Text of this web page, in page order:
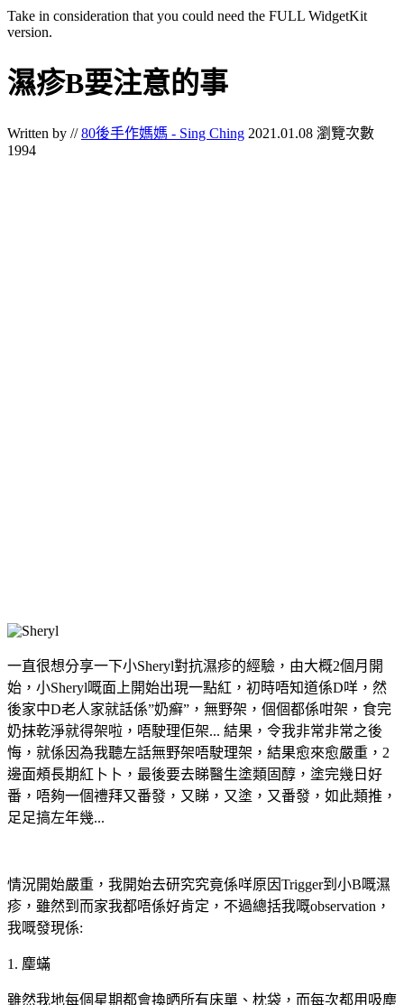
Take in consideration that you could need the FULL WidgetKit
version.
濕疹B要注意的事
Written by //80後手作媽媽 - Sing Ching 2021.01.08 瀏覽次數
1994
一直很想分享一下小Sheryl對抗濕疹的經驗，由大概2個月開
始，小Sheryl嘅面上開始出現一點紅，初時唔知道係D咩，然
後家中D老人家就話係”奶癣”，無野架，個個都係咁架，食完
奶抹乾淨就得架啦，唔駛理佢架... 結果，令我非常非常之後
悔，就係因為我聽左話無野架唔駛理架，結果愈來愈嚴重，2
邊面頰長期紅卜卜，最後要去睇醫生塗類固醇，塗完幾日好
番，唔夠一個禮拜又番發，又睇，又塗，又番發，如此類推，
足足搞左年幾...
情況開始嚴重，我開始去研究究竟係咩原因Trigger到小B嘅濕
疹，雖然到而家我都唔係好肯定，不過總括我嘅observation，
我嘅發現係:
1. 麈蟎
雖然我地每個星期都會換晒所有床單、枕袋，而每次都用吸塵